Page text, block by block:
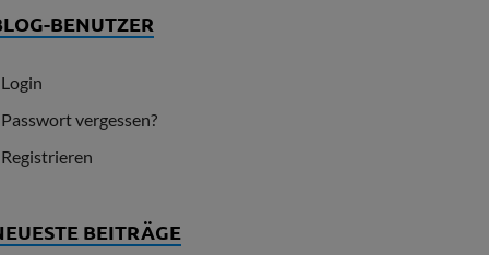
BENUTZER
Login
Passwort vergessen?
Registrieren
BEITRÄGE